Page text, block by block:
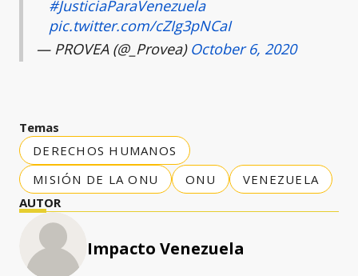
#JusticiaParaVenezuela
pic.twitter.com/cZIg3pNCaI
— PROVEA (@_Provea) October 6, 2020
Temas
DERECHOS HUMANOS
MISIÓN DE LA ONU
ONU
VENEZUELA
AUTOR
Impacto Venezuela